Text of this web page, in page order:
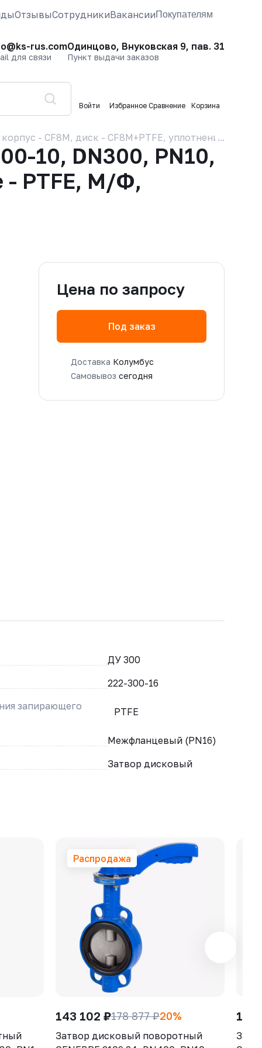
ОтзывыСотрудникиВакансииПокупателям
rus.com
для связи
Одинцово, Внуковская 9, пав. 31
Пункт выдачи заказов
Войти Избранное Сравнение Корзина
- CF8M, диск - CF8M+PTFE, уплотнение -
10, DN300, PN10,
- PTFE, М/Ф,
Цена по запросу
Под заказ
Доставка Колумбус
Самовывоз сегодня
ДУ 300
222-300-16
запирающего
PTFE
Межфланцевый (PN16)
Затвор дисковый
Распродажа
143 102 ₽178 877 ₽20%
Затвор дисковый поворотный
11